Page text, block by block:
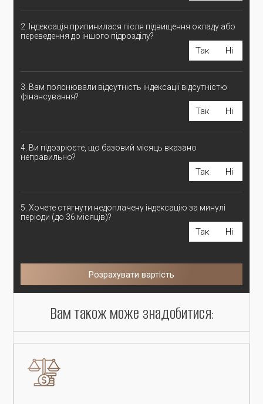
2. Індексація припинилася після підвищення окладу або
переведення до іншого підрозділу?
Так Ні
3. Вам пояснювали відсутність індексації відсутністю
фінансування?
Так Ні
4. Ви підозрюєте, що базовий місяць вказано
неправильно?
Так Ні
5. Хочете стягнути недоплачену індексацію за минулі
періоди (до 36 місяців)?
Так Ні
Розрахувати вартість
Вам також може знадобитися: